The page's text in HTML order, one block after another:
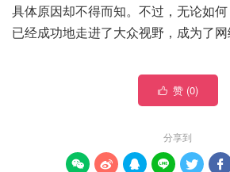
具体原因却不得而知。不过，无论如何
已经成功地走进了大众视野，成为了网
 赞 (0)
分享到
     